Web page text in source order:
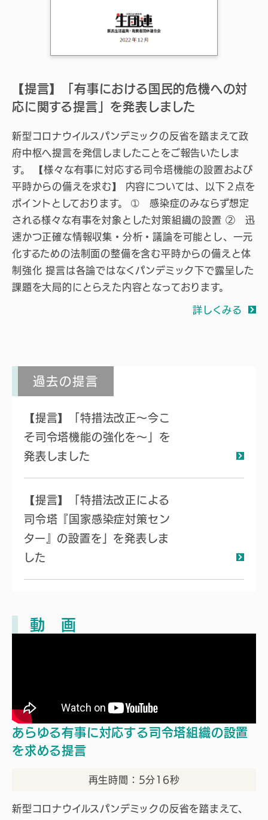
【提言】「有事における国民的危機への対
応に関する提言」を発表しました
新型コロナウイルスパンデミックの反省を踏まえて政
府中枢へ提言を発信しましたことをご報告いたしま
す。 【様々な有事に対応する司令塔機能の設置および
平時からの備えを求む】 内容については、以下２点を
ポイントとしております。 ➀ 感染症のみならず想定
される様々な有事を対象とした対策組織の設置 ② 迅
速かつ正確な情報収集・分析・議論を可能とし、一元
化するための法制面の整備を含む平時からの備えと体
制強化 提言は各論ではなくパンデミック下で露呈した
課題を大局的にとらえた内容となっております。
詳しくみる
過去の提言
【提言】「特措法改正～今こ
そ司令塔機能の強化を～」を
発表しました
【提言】「特措法改正による
司令塔『国家感染症対策セン
ター』の設置を」を発表しま
した
動 画
あらゆる有事に対応する司令塔組織の設置
を求める提言
再生時間：5分16秒
新型コロナウイルスパンデミックの反省を踏まえて、